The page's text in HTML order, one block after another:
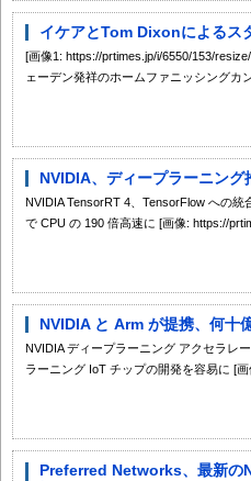
イケアとTom Dixonによる
[画像1: https://prtimes.jp/i/6550/153/
ェーデン発祥のホームファニッシングカ
NVIDIA、ディープラーニン
NVIDIA TensorRT 4、TensorFlow への
で CPU の 190 倍高速に [画像: https://
NVIDIA と Arm が提携、何十
NVIDIA ディープラーニング アクセラレ
ラーニング IoT チップの開発を容易に [
Preferred Networks、最新の